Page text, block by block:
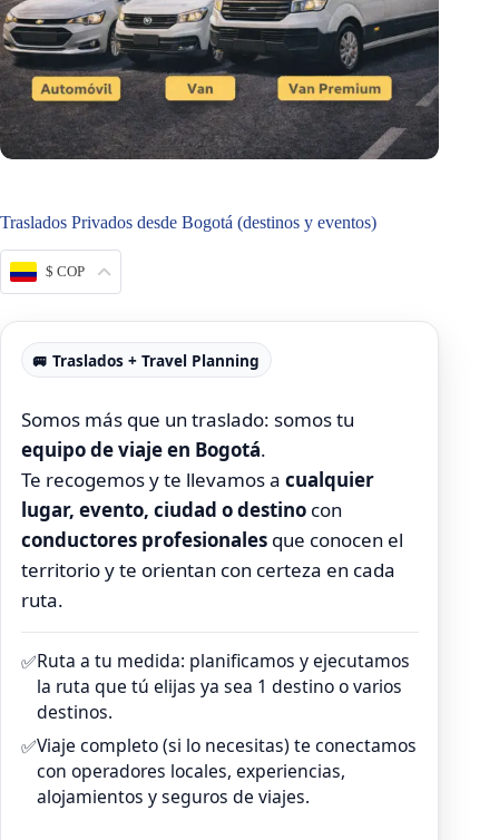
Traslados Privados desde Bogotá (destinos y eventos)
$ COP
🚐 Traslados + Travel Planning
Somos más que un traslado: somos tu
equipo de viaje en Bogotá.
Te recogemos y te llevamos a cualquier
lugar, evento, ciudad o destinocon
conductores profesionalesque conocen el
territorio y te orientan con certeza en cada
ruta.
✅Ruta a tu medida: planificamos y ejecutamos
la ruta que tú elijas ya sea 1 destino o varios
destinos.
✅Viaje completo (si lo necesitas) te conectamos
con operadores locales, experiencias,
alojamientos y seguros de viajes.